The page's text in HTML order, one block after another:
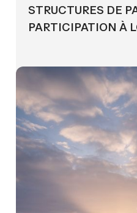
STRUCTURES DE
PARTICIPATION À